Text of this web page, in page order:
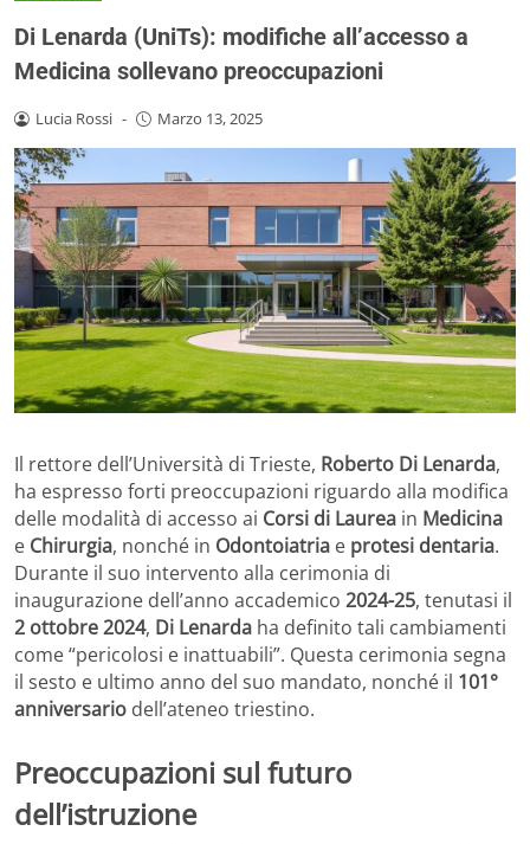
Di Lenarda (UniTs): modifiche all’accesso a
Medicina sollevano preoccupazioni
Lucia Rossi - Marzo 13, 2025
Il rettore dell’Università di Trieste, Roberto Di Lenarda,
ha espresso forti preoccupazioni riguardo alla modifica
delle modalità di accesso ai Corsi di Laurea in Medicina
e Chirurgia, nonché in Odontoiatria e protesi dentaria.
Durante il suo intervento alla cerimonia di
inaugurazione dell’anno accademico 2024-25, tenutasi il
2 ottobre 2024, Di Lenarda ha definito tali cambiamenti
come “pericolosi e inattuabili”. Questa cerimonia segna
il sesto e ultimo anno del suo mandato, nonché il 101°
anniversario dell’ateneo triestino.
Preoccupazioni sul futuro
dell’istruzione